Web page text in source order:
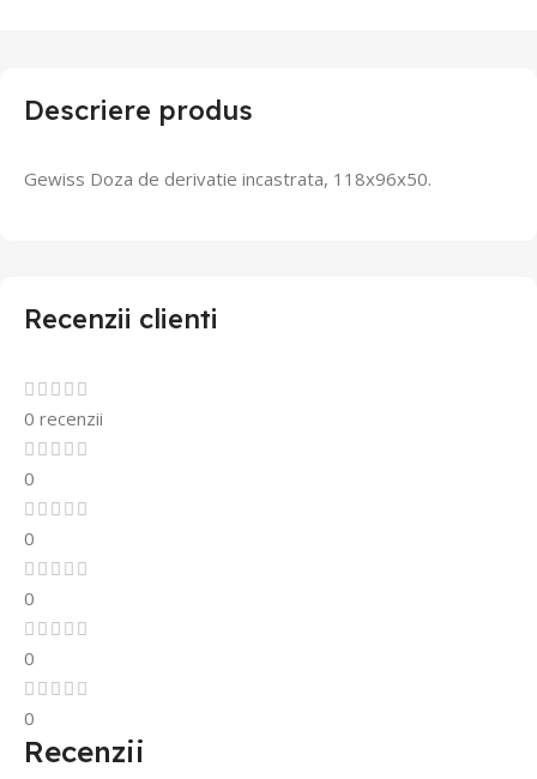
Descriere produs
Gewiss Doza de derivatie incastrata, 118x96x50.
Recenzii clienti
0 recenzii
0
0
0
0
0
Recenzii